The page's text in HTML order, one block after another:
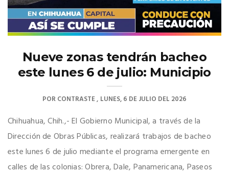
Nueve zonas tendrán bacheo
este lunes 6 de julio: Municipio
PORCONTRASTE LUNES, 6 DE JULIO DEL 2026
Chihuahua, Chih.,- El Gobierno Municipal, a través de la
Dirección de Obras Públicas, realizará trabajos de bacheo
este lunes 6 de julio mediante el programa emergente en
calles de las colonias: Obrera, Dale, Panamericana, Paseos